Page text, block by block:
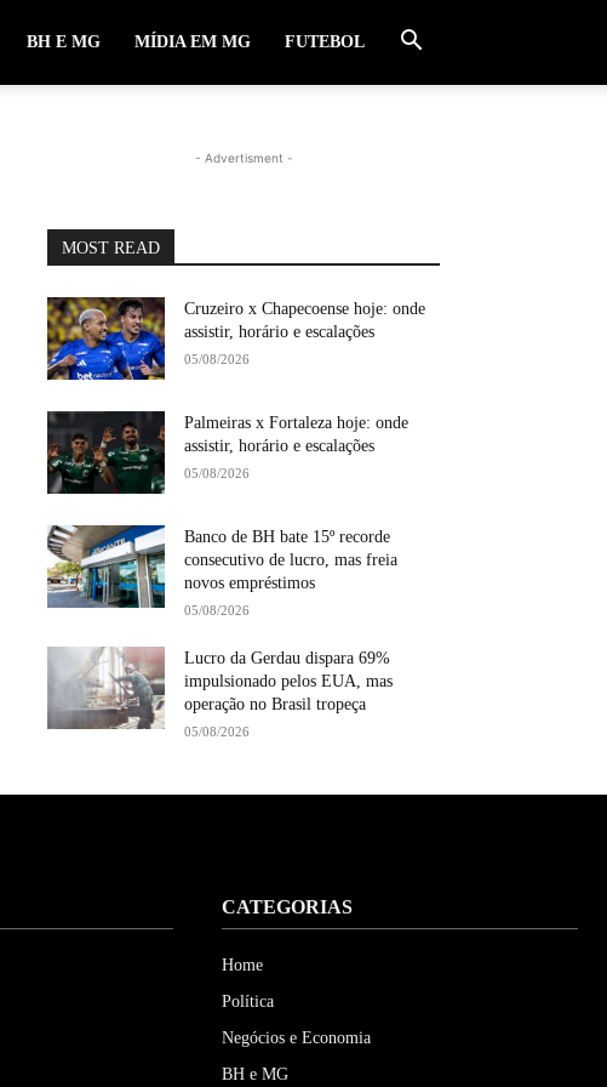
BH E MG MÍDIA EM MG FUTEBOL
- Advertisment -
MOST READ
Cruzeiro x Chapecoense hoje: onde
assistir, horário e escalações
05/08/2026
Palmeiras x Fortaleza hoje: onde
assistir, horário e escalações
05/08/2026
Banco de BH bate 15º recorde
consecutivo de lucro, mas freia
novos empréstimos
05/08/2026
Lucro da Gerdau dispara 69%
impulsionado pelos EUA, mas
operação no Brasil tropeça
05/08/2026
CATEGORIAS
Home
Política
Negócios e Economia
BH e MG